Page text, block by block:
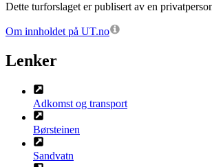
Dette turforslaget er publisert av en
Om innholdet på UT.no
Lenker
Adkomst og transport
Børsteinen
Sandvatn